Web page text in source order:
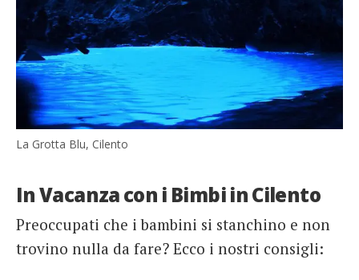
La Grotta Blu, Cilento
In Vacanza con i Bimbi in Cilento
Preoccupati che i bambini si stanchino e non
trovino nulla da fare? Ecco i nostri consigli: